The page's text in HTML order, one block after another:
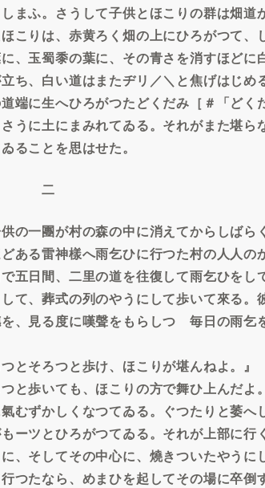
まふ。さうして子供とほこりの群は畑道
こりは、赤黄ろく畑の上にひろがつて
、玉蜀黍の葉に、その青さを消すほど
ち、白い道はまたヂリ／＼と焦げはじめ
端に生へひろがつたどくだみ［＃「どく
うに土にまみれてゐる。それがまた堪
ることを思はせた。
二
の一團が村の森の中に消えてからしばら
ある雷神樣へ雨乞ひに行つた村の人人の
五日間、二里の道を往復して雨乞ひを
て、葬式の列のやうにして歩いて來る
、見る度に嘆聲をもらしつゝ毎日の雨
つとそろつと歩け、ほこりが堪んねよ。』
つと歩いても、ほこりの方で舞ひ上んだよ
むずかしくなつてゐる。ぐつたりと萎へ
ーツとひろがつてゐる。それが上部に
、そしてその中心に、燒きついたやう
つたなら、めまひを起してその場に卒